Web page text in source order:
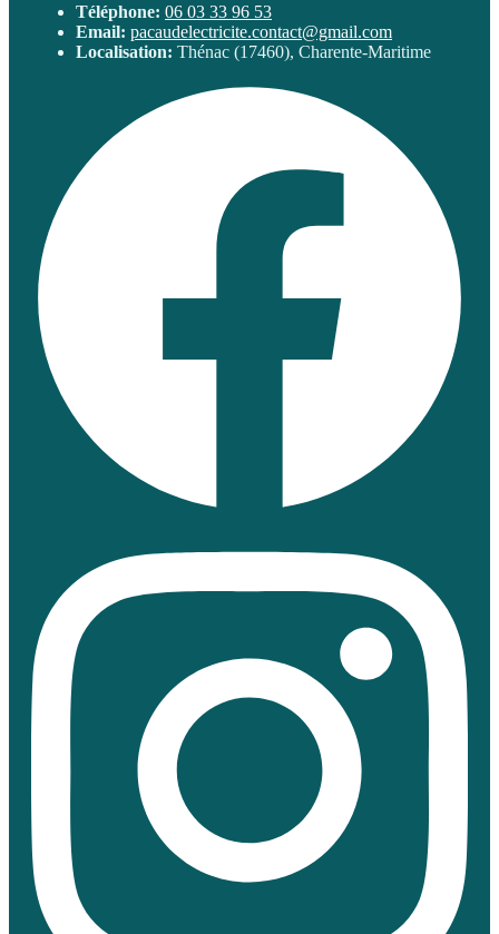
Téléphone: 06 03 33 96 53
Email: pacaudelectricite.contact@gmail.com
Localisation: Thénac (17460), Charente-Maritime